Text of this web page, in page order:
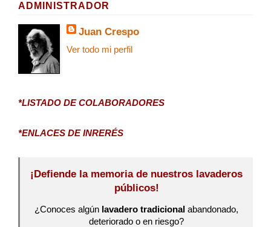
ADMINISTRADOR
Juan Crespo
Ver todo mi perfil
*LISTADO DE COLABORADORES
*ENLACES DE INRERÉS
¡Defiende la memoria de nuestros lavaderos
públicos!
¿Conoces algún lavadero tradicional abandonado,
deteriorado o en riesgo?